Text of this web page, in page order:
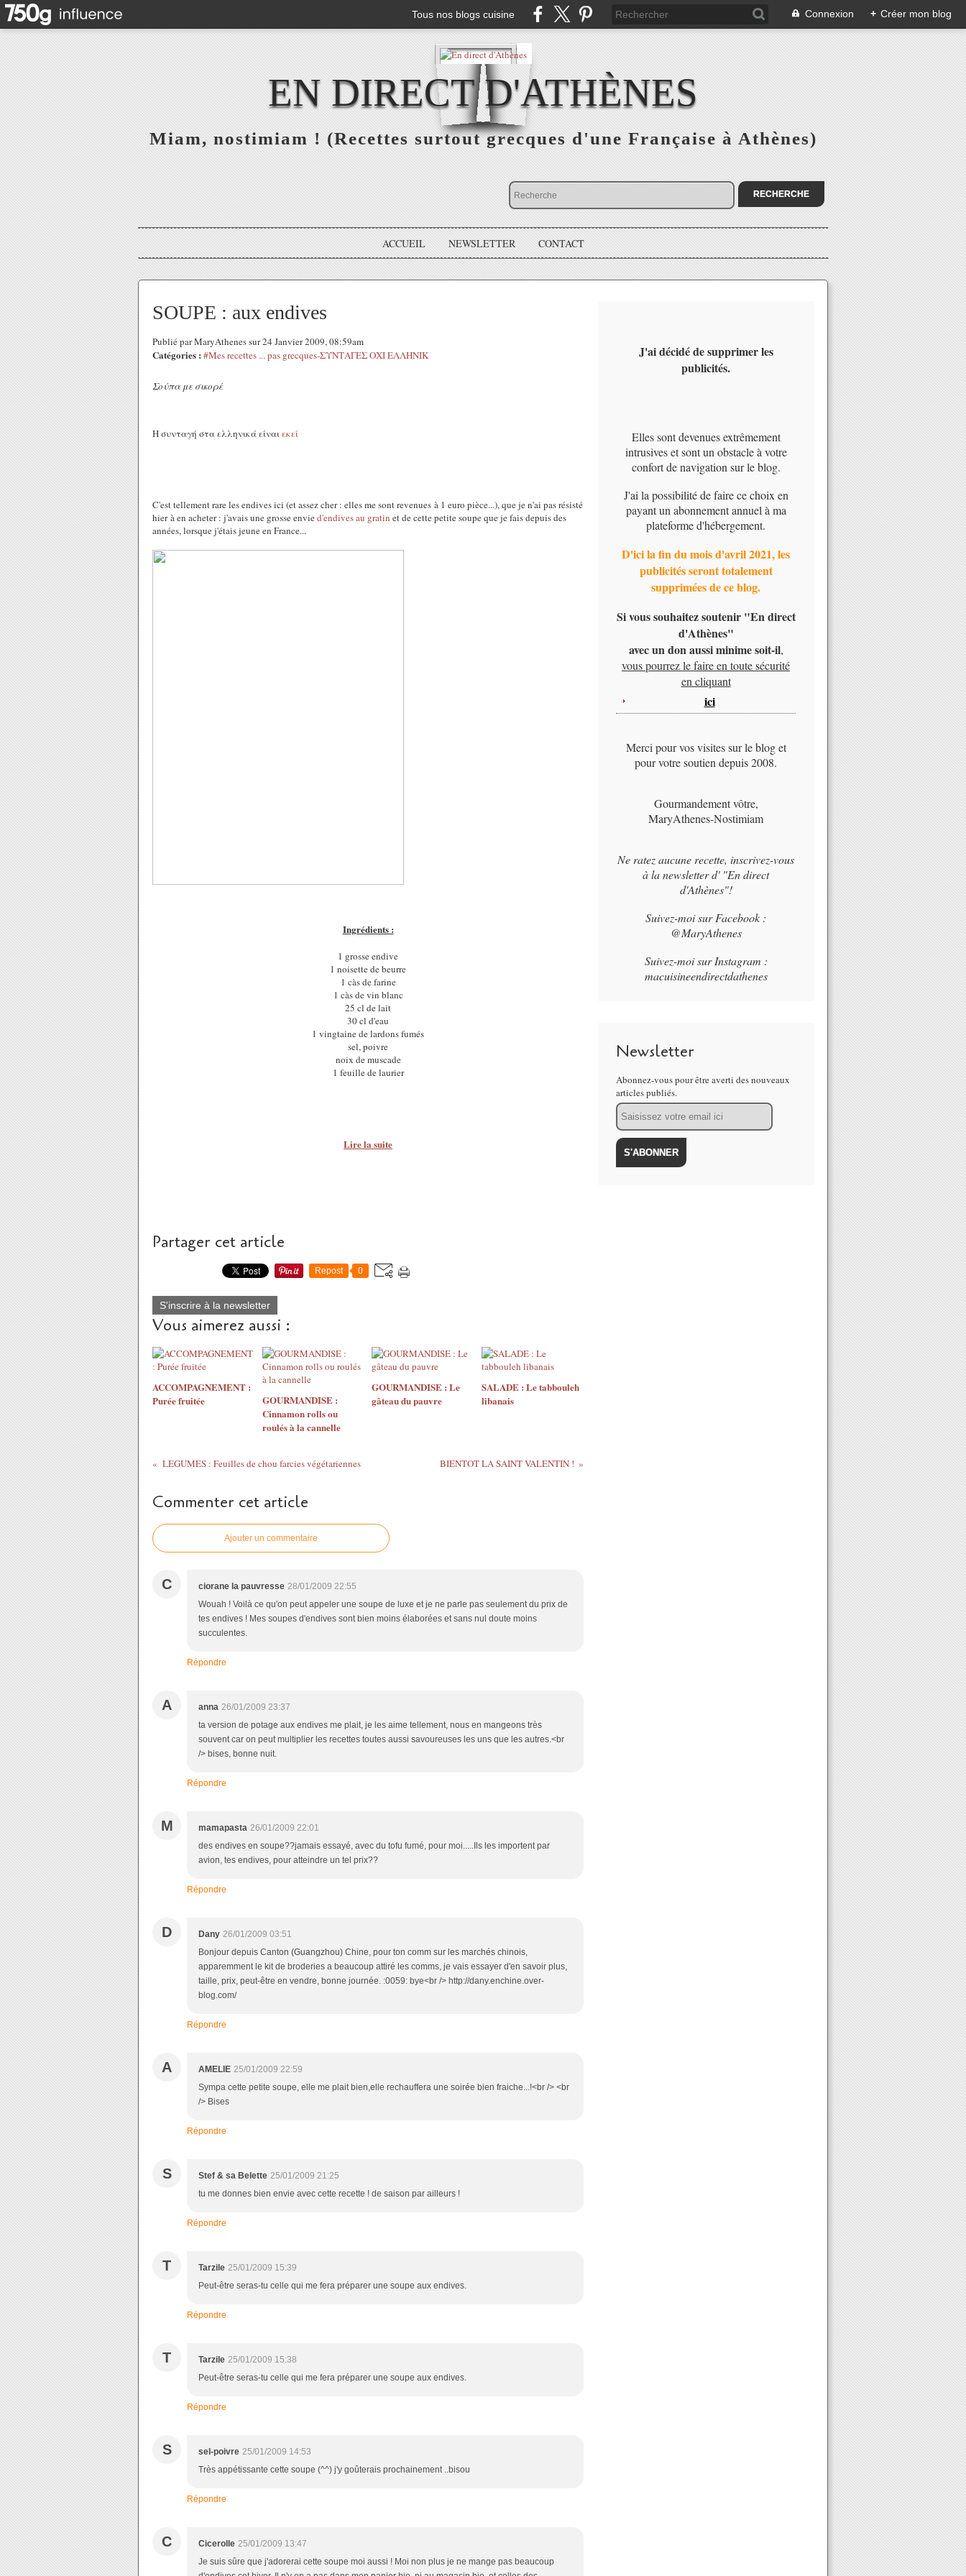
Tous nos blogs cuisine Connexion + Créer mon blog
EN DIRECT D'ATHÈNES
Miam, nostimiam ! (Recettes surtout grecques d'une Française à Athènes)
ACCUEIL NEWSLETTER CONTACT
SOUPE : aux endives
Publié par MaryAthenes sur 24 Janvier 2009, 08:59am
Catégories : #Mes recettes ... pas grecques-ΣΥΝΤΑΓΕΣ ΟΧΙ ΕΛΛΗΝΙΚ
Σούπα με σικορέ
Η συνταγή στα ελληνικά είναιεκεί
C'est tellement rare les endives ici (et assez cher : elles me sont revenues à 1 euro pièce...), que je n'ai pas résisté
hier à en acheter : j'avais une grosse envied'endives au gratin et de cette petite soupe que je fais depuis des
années, lorsque j'étais jeune en France...
Ingrédients :
1 grosse endive
1 noisette de beurre
1 càs de farine
1 càs de vin blanc
25 cl de lait
30 cl d'eau
1 vingtaine de lardons fumés
sel, poivre
noix de muscade
1 feuille de laurier
Lire la suite
Partager cet article
Repost 0
S'inscrire à la newsletter
Vous aimerez aussi :
ACCOMPAGNEMENT :
Purée fruitée
GOURMANDISE :
Cinnamon rolls ou
roulés à la cannelle
GOURMANDISE : Le
gâteau du pauvre
SALADE : Le tabbouleh
libanais
LEGUMES : Feuilles de chou farcies végétariennes BIENTOT LA SAINT VALENTIN !
Commenter cet article
Ajouter un commentaire
C ciorane la pauvresse 28/01/2009 22:55
Wouah ! Voilà ce qu'on peut appeler une soupe de luxe et je ne parle pas seulement du prix de
tes endives ! Mes soupes d'endives sont bien moins élaborées et sans nul doute moins
succulentes.
Répondre
A anna 26/01/2009 23:37
ta version de potage aux endives me plait, je les aime tellement, nous en mangeons très
souvent car on peut multiplier les recettes toutes aussi savoureuses les uns que les autres.<br
/> bises, bonne nuit.
Répondre
M mamapasta 26/01/2009 22:01
des endives en soupe??jamais essayé, avec du tofu fumé, pour moi.....Ils les importent par
avion, tes endives, pour atteindre un tel prix??
Répondre
D Dany 26/01/2009 03:51
Bonjour depuis Canton (Guangzhou) Chine, pour ton comm sur les marchés chinois,
apparemment le kit de broderies a beaucoup attiré les comms, je vais essayer d'en savoir plus,
taille, prix, peut-être en vendre, bonne journée. :0059: bye<br /> http://dany.enchine.over-
blog.com/
Répondre
A AMELIE 25/01/2009 22:59
Sympa cette petite soupe, elle me plait bien,elle rechauffera une soirée bien fraiche...!<br /> <br
/> Bises
Répondre
S Stef & sa Belette 25/01/2009 21:25
tu me donnes bien envie avec cette recette ! de saison par ailleurs !
Répondre
T Tarzile 25/01/2009 15:39
Peut-être seras-tu celle qui me fera préparer une soupe aux endives.
Répondre
T Tarzile 25/01/2009 15:38
Peut-être seras-tu celle qui me fera préparer une soupe aux endives.
Répondre
S sel-poivre 25/01/2009 14:53
Très appétissante cette soupe (^^) j'y goûterais prochainement ..bisou
Répondre
C Cicerolle 25/01/2009 13:47
Je suis sûre que j'adorerai cette soupe moi aussi ! Moi non plus je ne mange pas beaucoup
J'ai décidé de supprimer les
publicités.
Elles sont devenues extrêmement
intrusives et sont un obstacle à votre
confort de navigation sur le blog.
J'ai la possibilité de faire ce choix en
payant un abonnement annuel à ma
plateforme d'hébergement.
D'ici la fin du mois d'avril 2021, les
publicités seront totalement
supprimées de ce blog.
Si vous souhaitez soutenir "En direct
d'Athènes"
avec un don aussi minime soit-il,
vous pourrez le faire en toute sécurité
en cliquant
ici
Merci pour vos visites sur le blog et
pour votre soutien depuis 2008.
Gourmandement vôtre,
MaryAthenes-Nostimiam
Ne ratez aucune recette, inscrivez-vous
à la newsletter d' "En direct
d'Athènes"!
Suivez-moi sur Facebook :
@MaryAthenes
Suivez-moi sur Instagram :
macuisineendirectdathenes
Newsletter
Abonnez-vous pour être averti des nouveaux
articles publiés.
Email